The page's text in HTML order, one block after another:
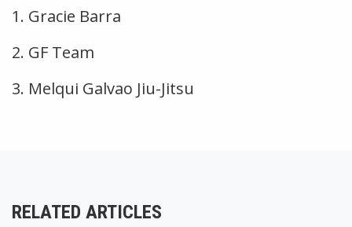
1. Gracie Barra
2. GF Team
3. Melqui Galvao Jiu-Jitsu
RELATED ARTICLES